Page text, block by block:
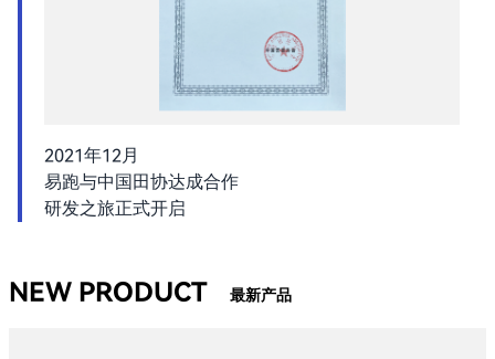
2021年12月
易跑与中国田协达成合作
研发之旅正式开启
NEW PRODUCT 最新产品